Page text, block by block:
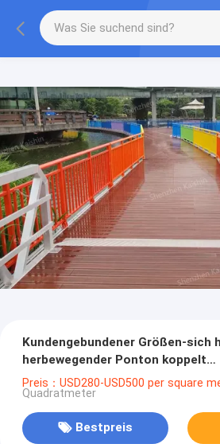
Kundengebundener Größen-sich
herbewegender Ponton koppelt
Aluminiumschwimmdock-
Preis：USD280-USD500 per square
Quadratmeter
Bestpreis